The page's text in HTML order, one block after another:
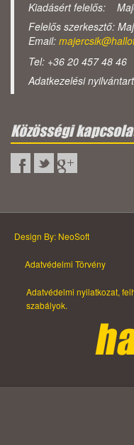
Kiadásért felelős:
Felelős szerkesztő:
Email:
Tel: +36 20 457 48 46
Adatkezelési
Közösségi
Design By: NeoSoft
Adatvédelmi Törvény
Adatvédelmi nyilatkozat,
szabályok.